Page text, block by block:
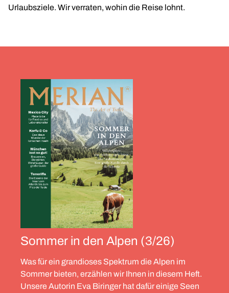
Urlaubsziele. Wir verraten, wohin die Reise lohnt.
Sommer in den Alpen (3/26)
Was für ein grandioses Spektrum die Alpen im
Sommer bieten, erzählen wir Ihnen in diesem Heft.
Unsere Autorin Eva Biringer hat dafür einige Seen